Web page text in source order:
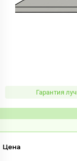
Гарантия
Цена